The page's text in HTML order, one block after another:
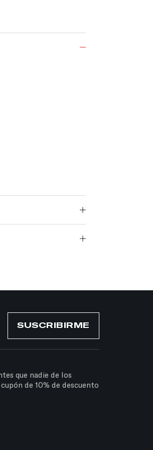
SUSCRIBIRME
que nadie de los
de 10% de descuento